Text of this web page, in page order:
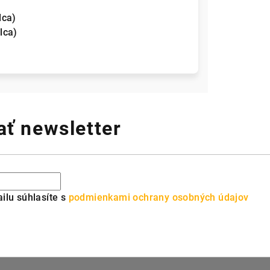
newsletter
súhlasíte s podmienkami ochrany osobných údajov